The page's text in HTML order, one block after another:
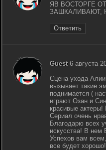
ЯВ ВОСТОРГЕ
ЗАШКАЛИВАЮТ,
Ответить
Guest6 августа
Сцена ухода Алии
вызывает такие
поднимается (
играют Озан и
красивые
Сериал очень
Благодарю всех
искусства! В нем
Успехов вам
все будет хорошо!